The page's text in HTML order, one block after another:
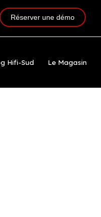
Réserver une démo
Hifi-Sud Le Magasin